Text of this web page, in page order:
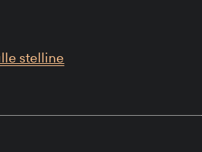
stelline